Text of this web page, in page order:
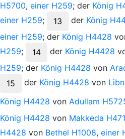
H5700, einer H259; der König
einer H259; 13 der König
einer H259; der König H4428
H259; 14 der König H4428
H259; der König H4428 von
15
der König H4428 von
König H4428 von Adullam
König H4428 von Makkeda
H4428 von Bethel H1008, einer